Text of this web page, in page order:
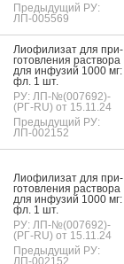
Предыдущий РУ:
ЛП-005569
Ли­офи­лизат для при­
готов­ле­ния рас­тво­ра
для ин­фу­зий 1000 мг:
фл. 1 шт.
РУ: ЛП-№(007692)-
(РГ-RU) от 15.11.24
Предыдущий РУ:
ЛП-002152
Ли­офи­лизат для при­
готов­ле­ния рас­тво­ра
для ин­фу­зий 1000 мг:
фл. 1 шт.
РУ: ЛП-№(007692)-
(РГ-RU) от 15.11.24
Предыдущий РУ:
ЛП-002152